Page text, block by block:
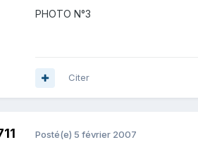
PHOTO N°3
Citer
Posté(e) 5 février 2007